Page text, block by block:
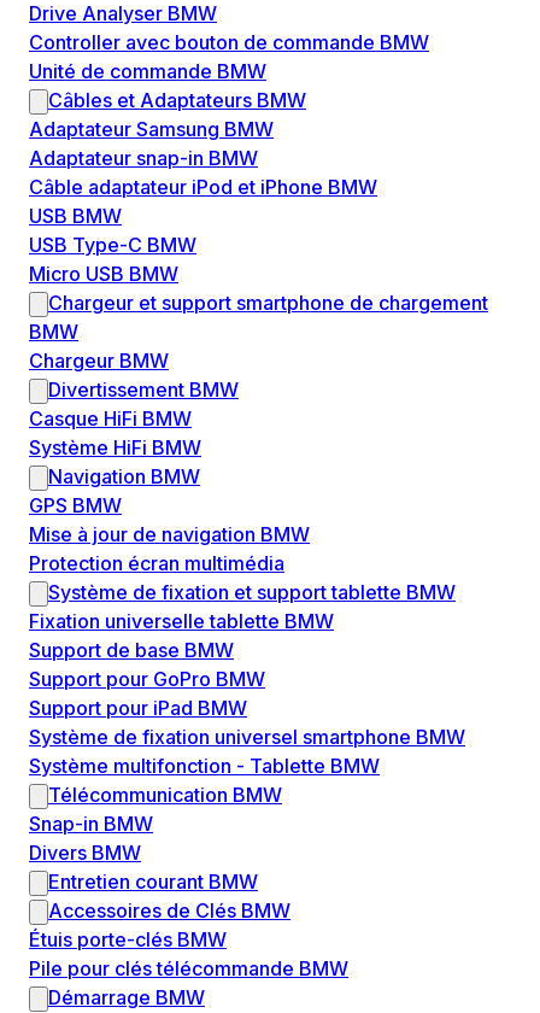
Drive Analyser BMW
Controller avec bouton de commande BMW
Unité de commande BMW
Câbles et Adaptateurs BMW
Adaptateur Samsung BMW
Adaptateur snap-in BMW
Câble adaptateur iPod et iPhone BMW
USB BMW
USB Type-C BMW
Micro USB BMW
Chargeur et support smartphone de chargement
BMW
Chargeur BMW
Divertissement BMW
Casque HiFi BMW
Système HiFi BMW
Navigation BMW
GPS BMW
Mise à jour de navigation BMW
Protection écran multimédia
Système de fixation et support tablette BMW
Fixation universelle tablette BMW
Support de base BMW
Support pour GoPro BMW
Support pour iPad BMW
Système de fixation universel smartphone BMW
Système multifonction - Tablette BMW
Télécommunication BMW
Snap-in BMW
Divers BMW
Entretien courant BMW
Accessoires de Clés BMW
Étuis porte-clés BMW
Pile pour clés télécommande BMW
Démarrage BMW